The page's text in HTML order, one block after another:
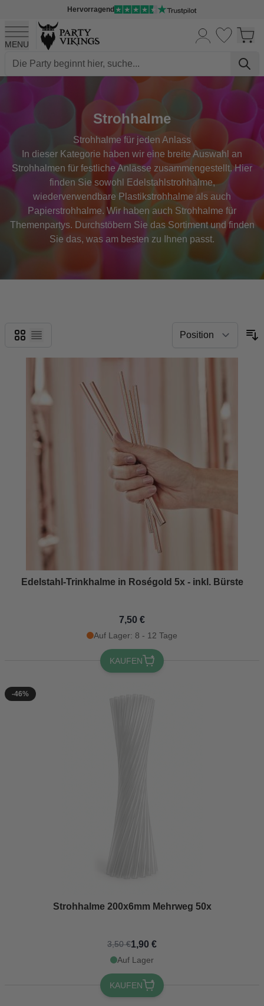
Hervorragend
MENU
Strohhalme
Strohhalme für jeden Anlass
In dieser Kategorie haben wir eine breite Auswahl an
Strohhalmen für festliche Anlässe zusammengestellt. Hier
finden Sie sowohl Edelstahlstrohhalme,
wiederverwendbare Plastikstrohhalme als auch
Papierstrohhalme. Wir haben auch Strohhalme für
Themenpartys. Durchstöbern Sie das Sortiment und finden
Sie das, was am besten zu Ihnen passt.
Grid
List
Edelstahl-Trinkhalme in Roségold 5x - inkl. Bürste
7,50 €
Auf Lager: 8 - 12 Tage
KAUFEN
-46%
Strohhalme 200x6mm Mehrweg 50x
3,50 €1,90 €
Auf Lager
KAUFEN